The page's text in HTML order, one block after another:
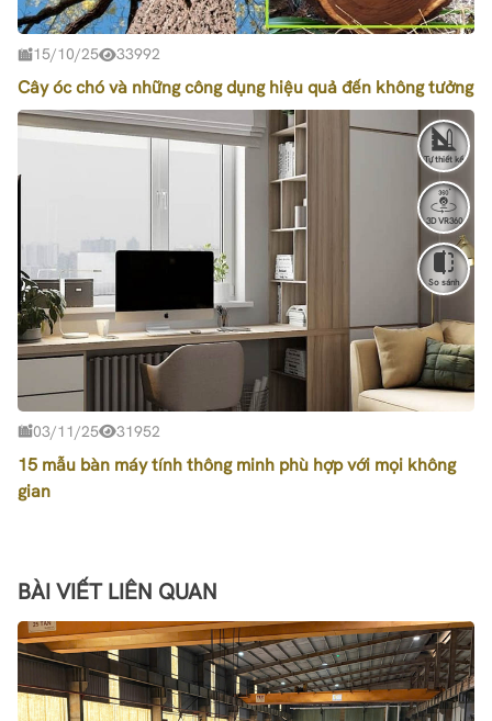
15/10/25 33992
Cây óc chó và những công dụng hiệu quả đến không tưởng
03/11/25 31952
15 mẫu bàn máy tính thông minh phù hợp với mọi không
gian
BÀI VIẾT LIÊN QUAN
Tự thiết kế
3D VR360
So sánh